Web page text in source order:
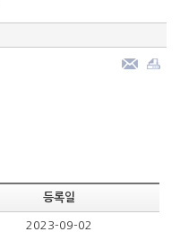
등록일
2023-09-02